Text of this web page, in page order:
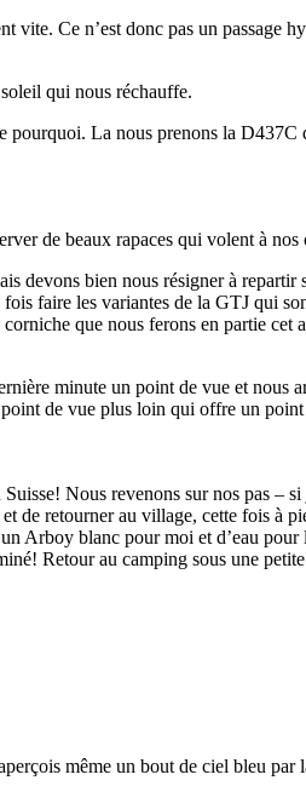
Ce n’est donc pas un passage
qui nous réchauffe.
pourquoi. La nous prenons la D437C
de beaux rapaces qui volent à nos
devons bien nous résigner à repartir
faire les variantes de la GTJ qui
que nous ferons en partie cet
minute un point de vue et nous
de vue plus loin qui offre un
Nous revenons sur nos pas –
de retourner au village, cette fois à
Arboy blanc pour moi et d’eau
Retour au camping sous une
même un bout de ciel bleu